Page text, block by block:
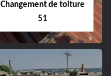
Changement de toiture
51